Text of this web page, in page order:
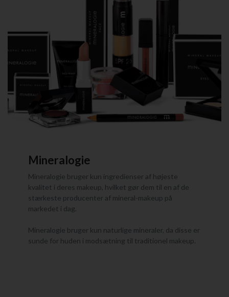
Mineralogie
Mineralogie bruger kun ingredienser af højeste
kvalitet i deres makeup, hvilket gør dem til en af de
stærkeste producenter af mineral-makeup på
markedet i dag.
Mineralogie bruger kun naturlige mineraler, da disse er
sunde for huden i modsætning til traditionel makeup.